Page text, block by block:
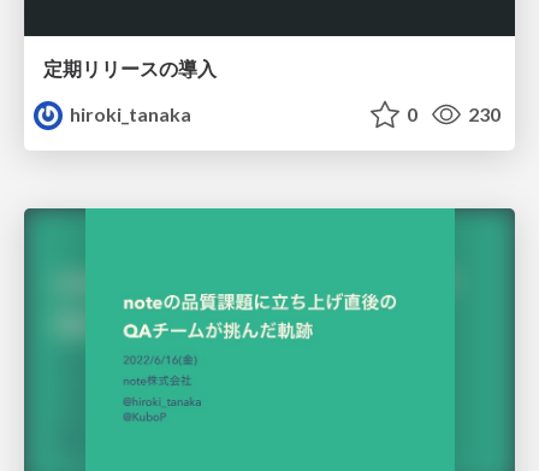
定期リリースの導入
hiroki_tanaka
0 230